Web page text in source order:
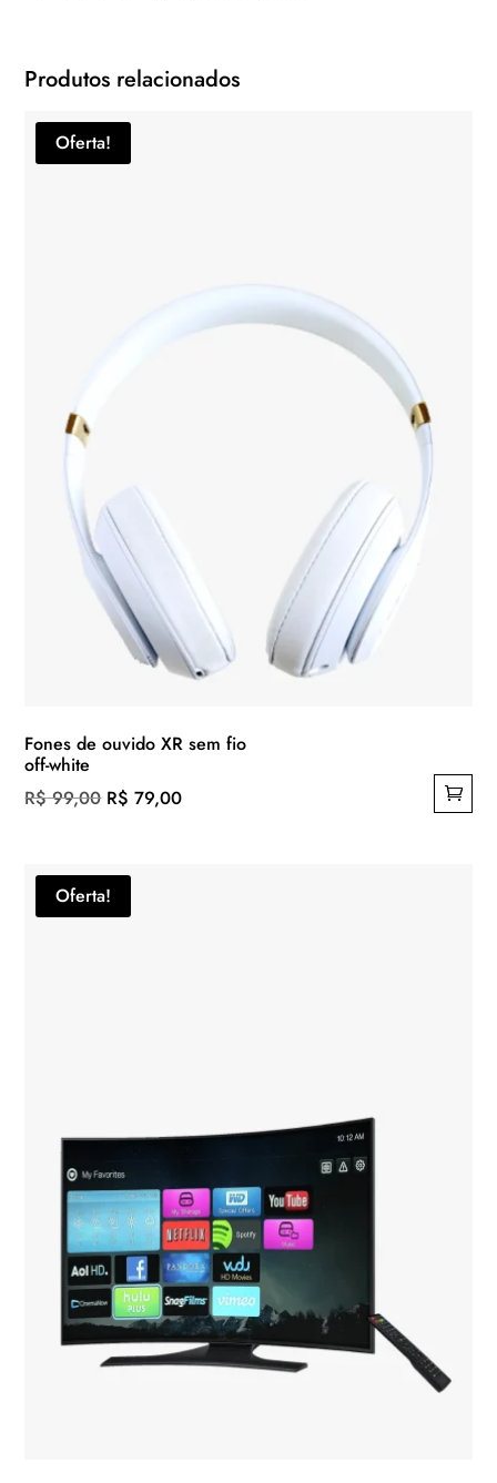
Produtos relacionados
Oferta!
Fones de ouvido XR sem fio
off-white
R$99,00 O
era:
R$ 99,00.
R$ 79,00O
Oferta!